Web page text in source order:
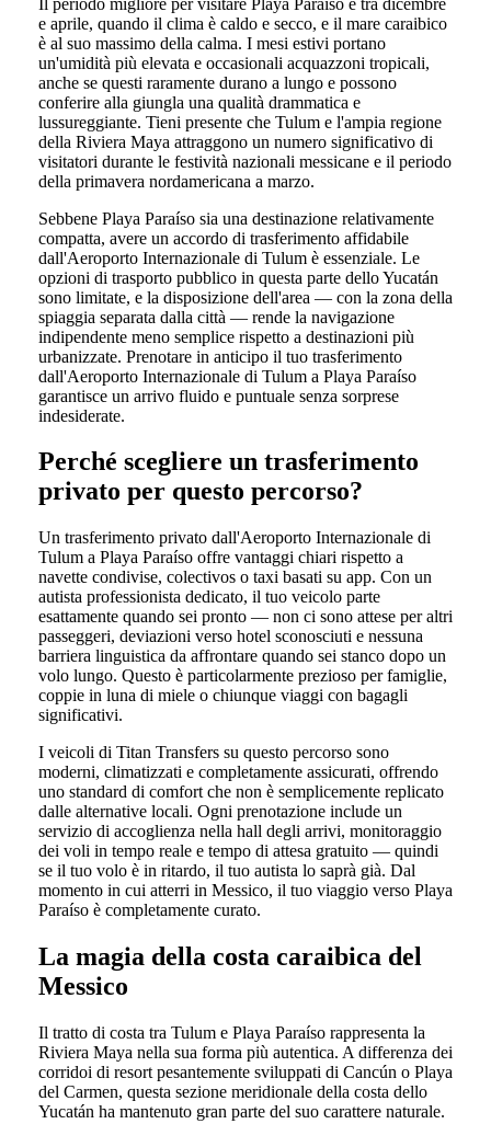
e aprile, quando il clima è caldo e secco, e il mare caraibico
è al suo massimo della calma. I mesi estivi portano
un'umidità più elevata e occasionali acquazzoni tropicali,
anche se questi raramente durano a lungo e possono
conferire alla giungla una qualità drammatica e
lussureggiante. Tieni presente che Tulum e l'ampia regione
della Riviera Maya attraggono un numero significativo di
visitatori durante le festività nazionali messicane e il periodo
della primavera nordamericana a marzo.
Sebbene Playa Paraíso sia una destinazione relativamente
compatta, avere un accordo di trasferimento affidabile
dall'Aeroporto Internazionale di Tulum è essenziale. Le
opzioni di trasporto pubblico in questa parte dello Yucatán
sono limitate, e la disposizione dell'area — con la zona della
spiaggia separata dalla città — rende la navigazione
indipendente meno semplice rispetto a destinazioni più
urbanizzate. Prenotare in anticipo il tuo trasferimento
dall'Aeroporto Internazionale di Tulum a Playa Paraíso
garantisce un arrivo fluido e puntuale senza sorprese
indesiderate.
Perché scegliere un trasferimento
privato per questo percorso?
Un trasferimento privato dall'Aeroporto Internazionale di
Tulum a Playa Paraíso offre vantaggi chiari rispetto a
navette condivise, colectivos o taxi basati su app. Con un
autista professionista dedicato, il tuo veicolo parte
esattamente quando sei pronto — non ci sono attese per altri
passeggeri, deviazioni verso hotel sconosciuti e nessuna
barriera linguistica da affrontare quando sei stanco dopo un
volo lungo. Questo è particolarmente prezioso per famiglie,
coppie in luna di miele o chiunque viaggi con bagagli
significativi.
I veicoli di Titan Transfers su questo percorso sono
moderni, climatizzati e completamente assicurati, offrendo
uno standard di comfort che non è semplicemente replicato
dalle alternative locali. Ogni prenotazione include un
servizio di accoglienza nella hall degli arrivi, monitoraggio
dei voli in tempo reale e tempo di attesa gratuito — quindi
se il tuo volo è in ritardo, il tuo autista lo saprà già. Dal
momento in cui atterri in Messico, il tuo viaggio verso Playa
Paraíso è completamente curato.
La magia della costa caraibica del
Messico
Il tratto di costa tra Tulum e Playa Paraíso rappresenta la
Riviera Maya nella sua forma più autentica. A differenza dei
corridoi di resort pesantemente sviluppati di Cancún o Playa
del Carmen, questa sezione meridionale della costa dello
Yucatán ha mantenuto gran parte del suo carattere naturale.